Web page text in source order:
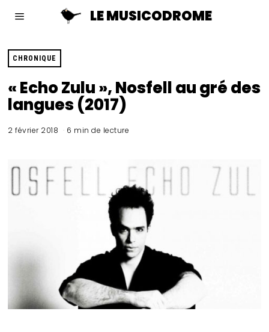
LE MUSICODROME
CHRONIQUE
« Echo Zulu », Nosfell au gré des
langues (2017)
2 février 2018 6 min de lecture